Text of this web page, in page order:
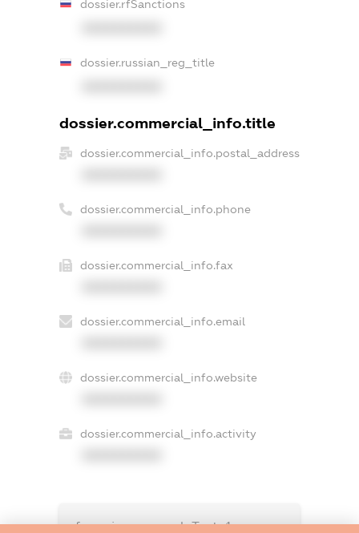
dossier.rfSanctions
dossier.russian_reg_title
dossier.commercial_info.title
dossier.commercial_info.postal_address
dossier.commercial_info.phone
dossier.commercial_info.fax
dossier.commercial_info.email
dossier.commercial_info.website
dossier.commercial_info.activity
freemium.exampleText_1